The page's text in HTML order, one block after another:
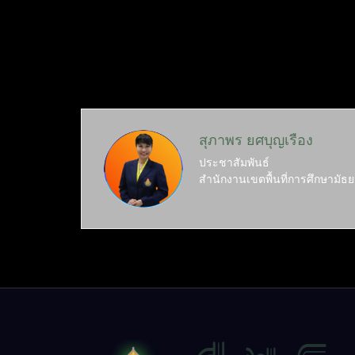
สุภาพร ยศบุญเรือง
ประชาสัมพันธ์
สำนักงานเขตพื้นที่การศึกษามัธ